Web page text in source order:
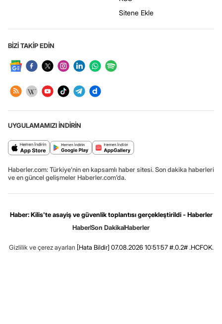
Sitene Ekle
BİZİ TAKİP EDİN
UYGULAMAMIZI İNDİRİN
Haberler.com: Türkiye’nin en kapsamlı haber sitesi. Son dakika haberleri
ve en güncel gelişmeler Haberler.com’da.
Haber: Kilis'te asayiş ve güvenlik toplantısı gerçekleştirildi - Haberler
HaberSon DakikaHaberler
Gizlilik ve çerez ayarları [Hata Bildir] 07.08.2026 10:51:57 #.0.2# .HCFOK.